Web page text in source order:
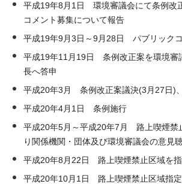
平成19年8月1日 環境審議会にて条例改
コメント募集について報告
平成19年9月3日～9月28日 パブリック
平成19年11月19日 条例改正案を環境審
長へ答申
平成20年3月 条例改正案議決(3月27日)
平成20年4月1日 条例施行
平成20年5月～平成20年7月 路上喫煙禁
り関係機関・団体及び環境審議会の意見
平成20年8月22日 路上喫煙禁止区域を
平成20年10月1日 路上喫煙禁止区域指